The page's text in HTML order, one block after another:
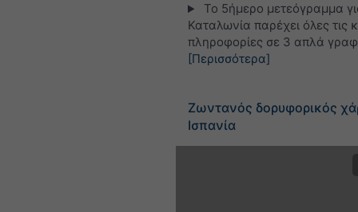
Το 5ήμερο μετεόγραμμα
Καταλωνία παρέχει όλες τις
πληροφορίες σε 3 απλά
[Περισσότερα]
Ζωντανός δορυφορικός
Ισπανία